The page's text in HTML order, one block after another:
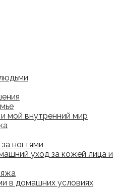
мой внутренний мир
ногтями
уход за кожей лица и
в домашних условиях